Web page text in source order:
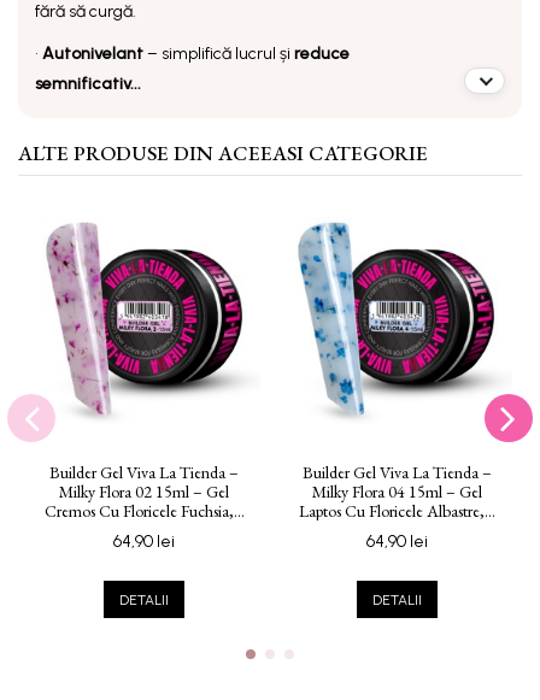
fără să curgă.
• Autonivelant– simplifică lucrul și reduce
semnificativ...
ALTE PRODUSE DIN ACEEASI CATEGORIE
Builder Gel Viva La Tienda –
Milky Flora 02 15ml – Gel
Cremos Cu Floricele Fuchsia,...
64,90 lei
DETALII
Builder Gel Viva La Tienda –
Milky Flora 04 15ml – Gel
Laptos Cu Floricele Albastre,...
64,90 lei
DETALII